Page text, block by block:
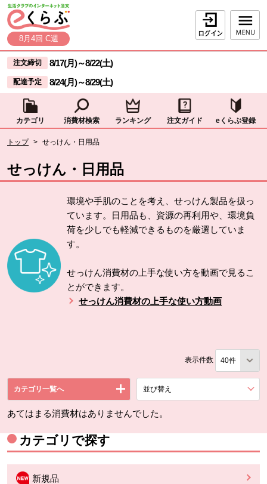
ページの先頭です。
本文へジャンプする。
8月4回 C週
ログイン
ここからサイト内共通メニューです。
サイト内共通メニューをスキップする
注文締切 8/17(月)～8/22(土)
配達予定 8/24(月)～8/29(土)
カテゴリ 消費材検索 ランキング 注文ガイド eくらぶ登録
トップ > せっけん・日用品
せっけん・日用品
環境や手肌のことを考え、せっけん製品を扱っ
ています。日用品も、資源の再利用や、環境負
荷を少しでも軽減できるものを厳選していま
す。
せっけん消費材の上手な使い方を動画で見るこ
とができます。
せっけん消費材の上手な使い方動画
表示件数
カテゴリ一覧へ 並び替え
あてはまる消費材はありませんでした。
カテゴリで探す
新規品